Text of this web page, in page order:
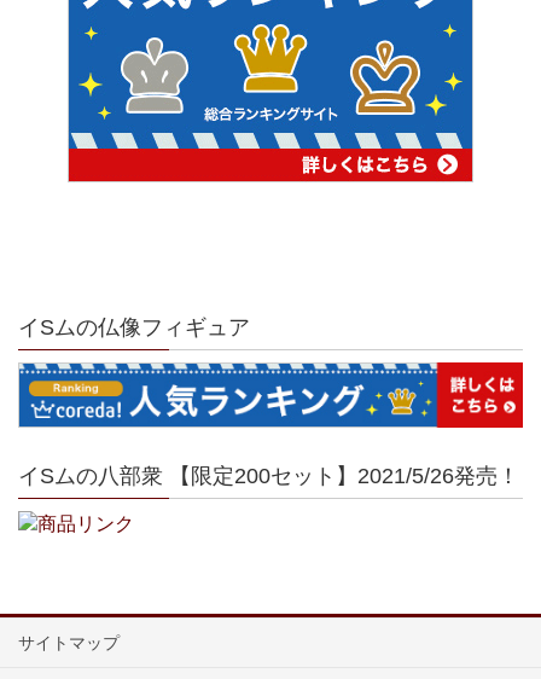
イSムの仏像フィギュア
イSムの八部衆 【限定200セット】2021/5/26発売！
サイトマップ